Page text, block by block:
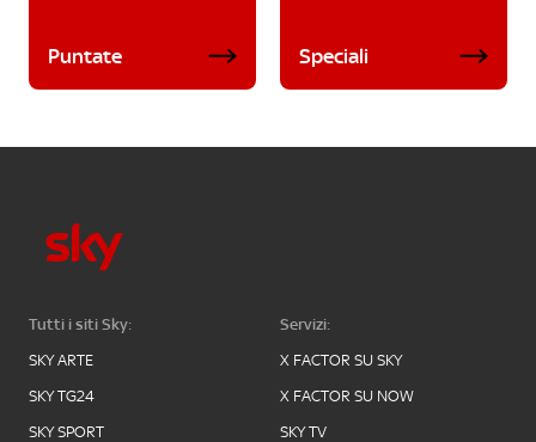
Puntate Speciali
Tutti i siti Sky:
SKY ARTE
SKY TG24
SKY SPORT
Servizi:
X FACTOR SU SKY
X FACTOR SU NOW
SKY TV